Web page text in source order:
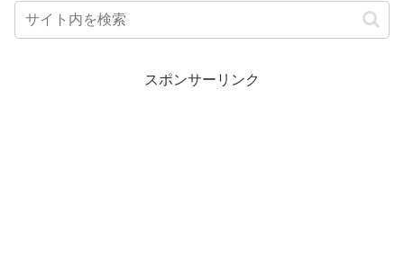
スポンサーリンク